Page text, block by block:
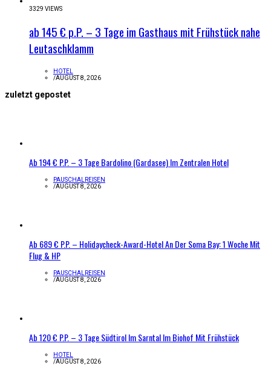
3329 VIEWS
ab 145 € p.P. – 3 Tage im Gasthaus mit Frühstück nahe
Leutaschklamm
HOTEL
/AUGUST 8, 2026
zuletzt gepostet
Ab 194 € P.P. – 3 Tage Bardolino (Gardasee) Im Zentralen Hotel
PAUSCHALREISEN
/AUGUST 8, 2026
Ab 689 € P.P. – Holidaycheck-Award-Hotel An Der Soma Bay: 1 Woche Mit
Flug & HP
PAUSCHALREISEN
/AUGUST 8, 2026
Ab 120 € P.P. – 3 Tage Südtirol Im Sarntal Im Biohof Mit Frühstück
HOTEL
/AUGUST 8, 2026